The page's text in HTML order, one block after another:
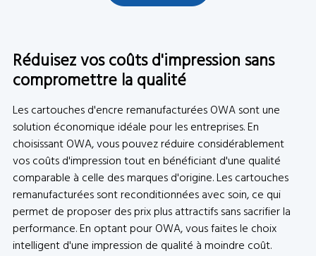
Réduisez vos coûts d'impression sans
compromettre la qualité
Les cartouches d'encre remanufacturées OWA sont une
solution économique idéale pour les entreprises. En
choisissant OWA, vous pouvez réduire considérablement
vos coûts d'impression tout en bénéficiant d'une qualité
comparable à celle des marques d'origine. Les cartouches
remanufacturées sont reconditionnées avec soin, ce qui
permet de proposer des prix plus attractifs sans sacrifier la
performance. En optant pour OWA, vous faites le choix
intelligent d'une impression de qualité à moindre coût.